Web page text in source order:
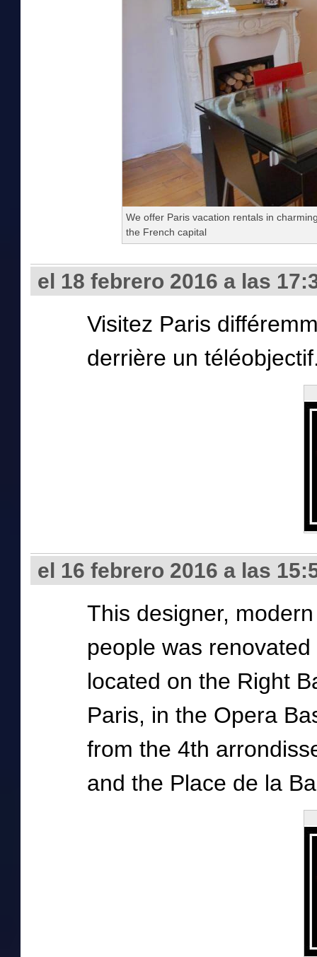
We offer Paris vacation rentals in
the French capital
el 18 febrero 2016 a las
Visitez Paris
derrière un
el 16 febrero 2016 a las
This designer,
people was
located on the Right
Paris, in the Opera
from the 4th
and the Place de la